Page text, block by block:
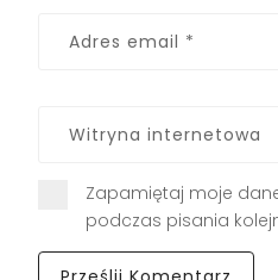
Zapamiętaj moje
podczas pisania